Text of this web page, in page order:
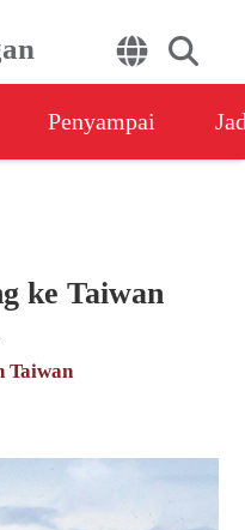
Penyampai
ke Taiwan
Taiwan